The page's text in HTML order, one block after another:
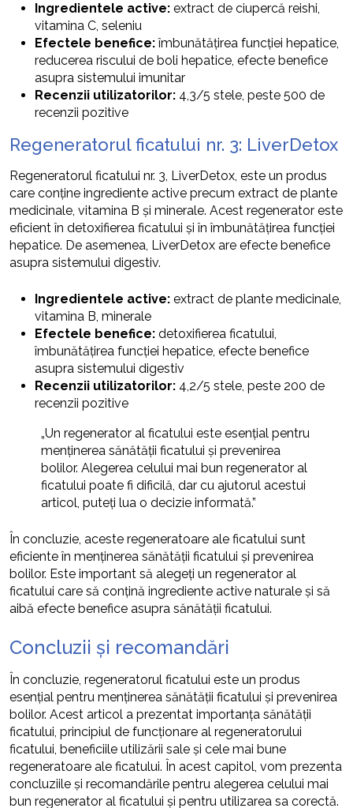
Ingredientele active: extract de ciupercă reishi,
vitamina C, seleniu
Efectele benefice:îmbunătățirea funcției hepatice,
reducerea riscului de boli hepatice, efecte benefice
asupra sistemului imunitar
Recenzii utilizatorilor: 4,3/5 stele, peste 500 de
recenzii pozitive
Regeneratorul ficatului nr. 3: LiverDetox
Regeneratorul ficatului nr. 3, LiverDetox, este un produs
care conține ingrediente active precum extract de plante
medicinale, vitamina B și minerale. Acest regenerator este
eficient în detoxifierea ficatului și în îmbunătățirea funcției
hepatice. De asemenea, LiverDetox are efecte benefice
asupra sistemului digestiv.
Ingredientele active: extract de plante medicinale,
vitamina B, minerale
Efectele benefice: detoxifierea ficatului,
îmbunătățirea funcției hepatice, efecte benefice
asupra sistemului digestiv
Recenzii utilizatorilor: 4,2/5 stele, peste 200 de
recenzii pozitive
„Un regenerator al ficatului este esențial pentru
menținerea sănătății ficatului și prevenirea
bolilor. Alegerea celului mai bun regenerator al
ficatului poate fi dificilă, dar cu ajutorul acestui
articol, puteți lua o decizie informată.”
În concluzie, aceste regeneratoare ale ficatului sunt
eficiente în menținerea sănătății ficatului și prevenirea
bolilor. Este important să alegeți un regenerator al
ficatului care să conțină ingrediente active naturale și să
aibă efecte benefice asupra sănătății ficatului.
Concluzii și recomandări
În concluzie, regeneratorul ficatului este un produs
esențial pentru menținerea sănătății ficatului și prevenirea
bolilor. Acest articol a prezentat importanța sănătății
ficatului, principiul de funcționare al regeneratorului
ficatului, beneficiile utilizării sale și cele mai bune
regeneratoare ale ficatului. În acest capitol, vom prezenta
concluziile și recomandările pentru alegerea celului mai
bun regenerator al ficatului și pentru utilizarea sa corectă.